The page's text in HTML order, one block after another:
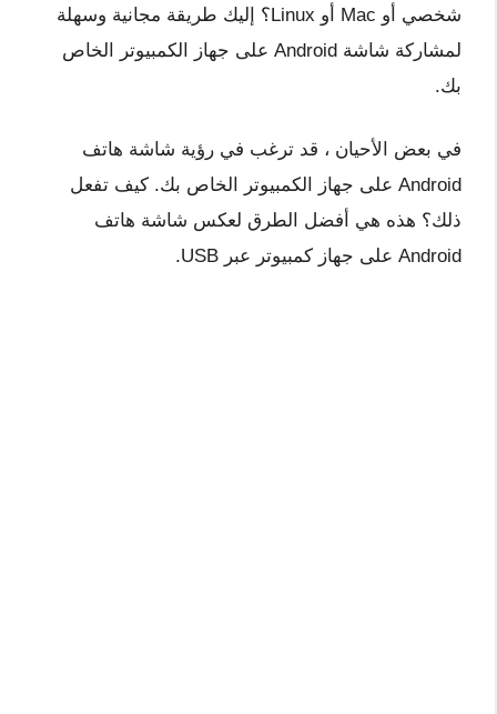
شخصي أو Mac أو Linux؟ إليك طريقة مجانية وسهلة
لمشاركة شاشة Android على جهاز الكمبيوتر الخاص
بك.
في بعض الأحيان ، قد ترغب في رؤية شاشة هاتف
Android على جهاز الكمبيوتر الخاص بك. كيف تفعل
ذلك؟ هذه هي أفضل الطرق لعكس شاشة هاتف
Android على جهاز كمبيوتر عبر USB.